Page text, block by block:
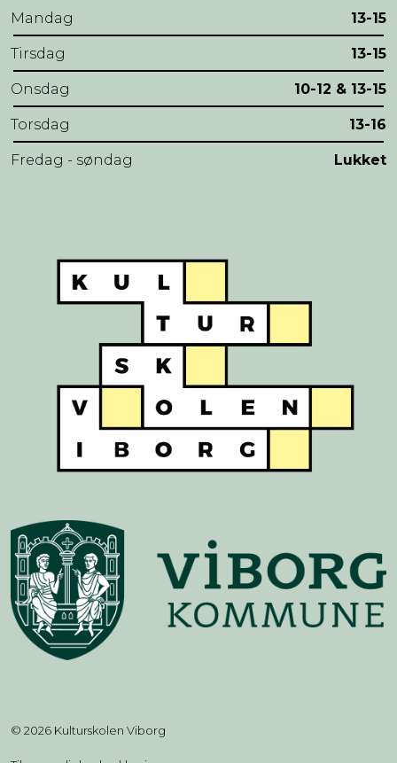
Mandag 13-15
Tirsdag 13-15
Onsdag 10-12 & 13-15
Torsdag 13-16
Fredag - søndag Lukket
© 2026 Kulturskolen Viborg